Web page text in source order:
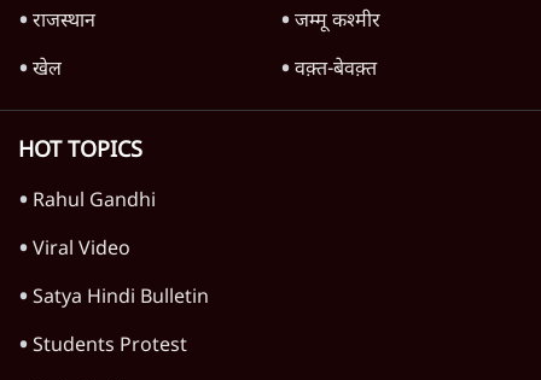
राजस्थान
जम्मू कश्मीर
खेल
वक़्त-बेवक़्त
HOT TOPICS
Rahul Gandhi
Viral Video
Satya Hindi Bulletin
Students Protest